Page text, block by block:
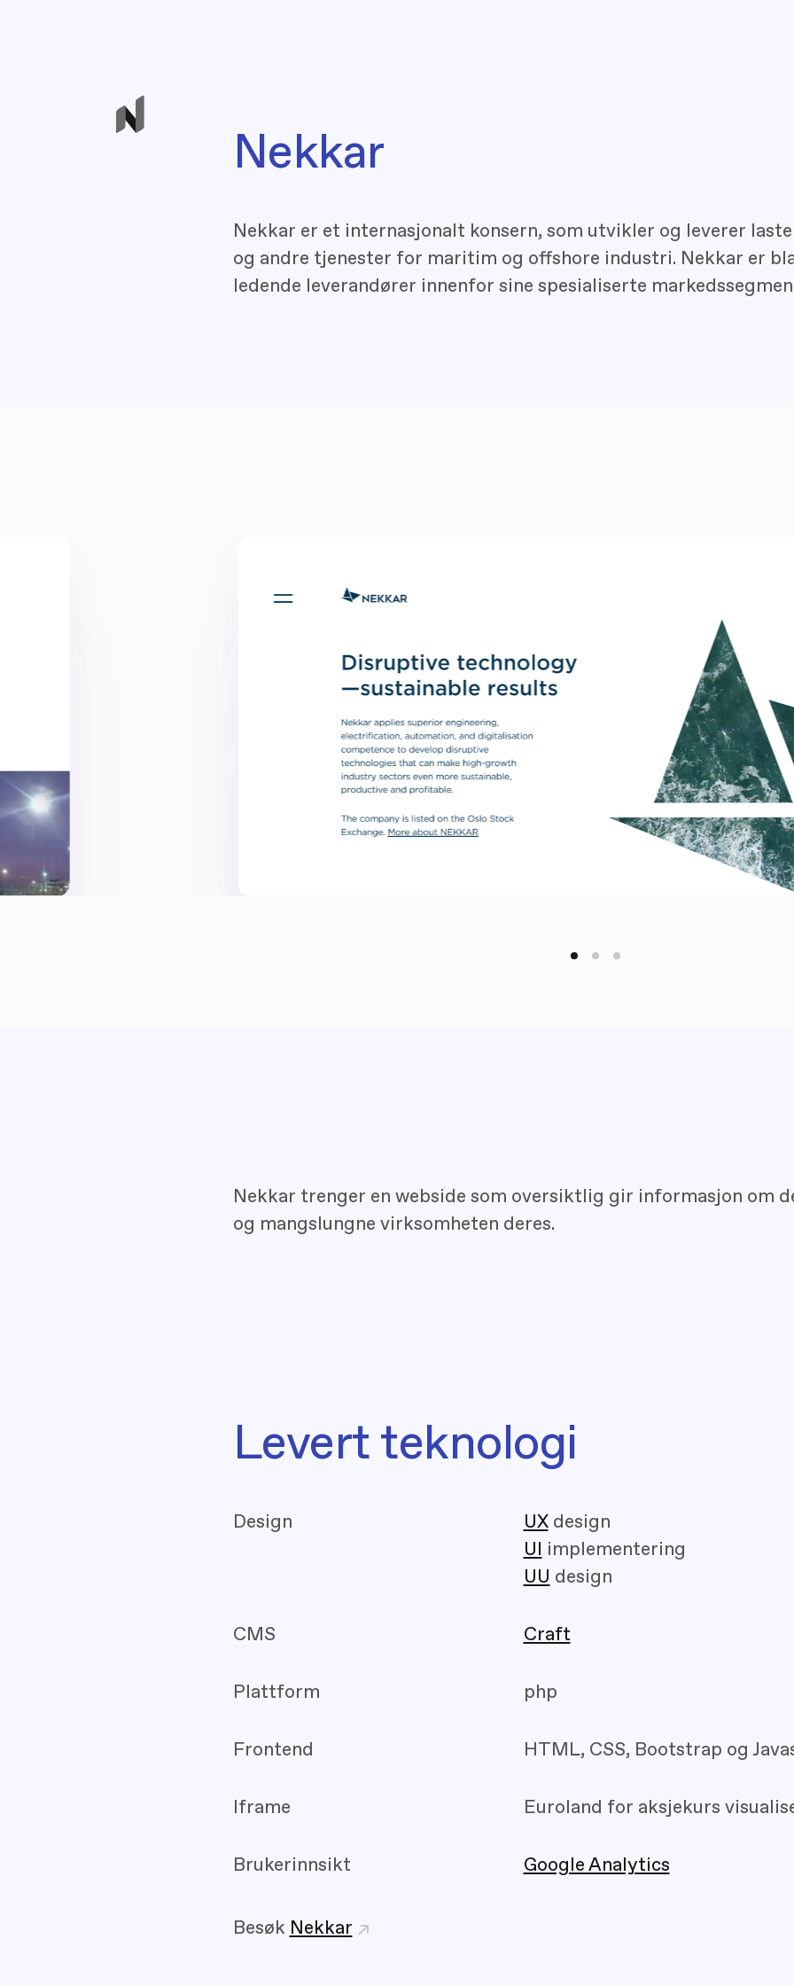
Nekkar
Nekkar er et internasjonalt konsern, som utvikler og leverer
og andre tjenester for maritim og offshore industri. Nekkar er
ledende leverandører innenfor sine spesialiserte
Nekkar trenger en webside som oversiktlig gir informasjon om
og mangslungne virksomheten deres.
Levert teknologi
Design UXdesign
UI implementering
UU design
CMS Craft
Plattform php
Frontend HTML, CSS, Bootstrap og
Iframe Euroland for aksjekurs
Brukerinnsikt Google Analytics
Besøk Nekkar